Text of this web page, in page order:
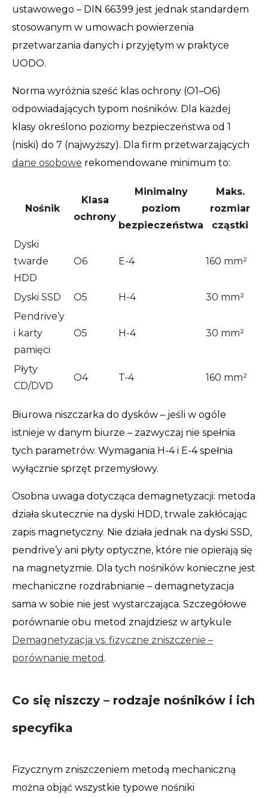
ustawowego – DIN 66399 jest jednak standardem
stosowanym w umowach powierzenia
przetwarzania danych i przyjętym w praktyce
UODO.
Norma wyróżnia sześć klas ochrony (O1–O6)
odpowiadających typom nośników. Dla każdej
klasy określono poziomy bezpieczeństwa od 1
(niski) do 7 (najwyższy). Dla firm przetwarzających
dane osobowe rekomendowane minimum to:
Nośnik
Klasa
ochrony
Minimalny
poziom
bezpieczeństwa
Maks.
rozmiar
cząstki
Dyski
twarde
HDD
O6 E-4 160 mm²
Dyski SSD O5 H-4
30 mm²
Pendrive’y
i karty
pamięci
O5 H-4 30 mm²
Płyty
CD/DVD
O4 T-4 160 mm²
Biurowa niszczarka do dysków – jeśli w ogóle
istnieje w danym biurze – zazwyczaj nie spełnia
tych parametrów. Wymagania H-4 i E-4 spełnia
wyłącznie sprzęt przemysłowy.
Osobna uwaga dotycząca demagnetyzacji: metoda
działa skutecznie na dyski HDD, trwale zakłócając
zapis magnetyczny. Nie działa jednak na dyski SSD,
pendrive’y ani płyty optyczne, które nie opierają się
na magnetyzmie. Dla tych nośników konieczne jest
mechaniczne rozdrabnianie – demagnetyzacja
sama w sobie nie jest wystarczająca. Szczegółowe
porównanie obu metod znajdziesz w artykule
Demagnetyzacja vs. fizyczne zniszczenie –
porównanie metod .
Co się niszczy – rodzaje nośników i ich
specyfika
Fizycznym zniszczeniem metodą mechaniczną
można objąć wszystkie typowe nośniki